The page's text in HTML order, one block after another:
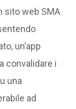
sito web SMA
un’app
convalidare i
una
ad